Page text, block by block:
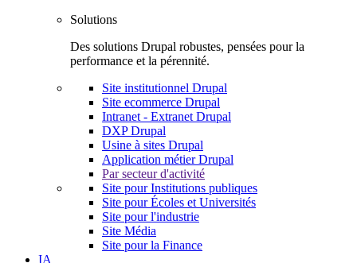
Solutions
Des solutions Drupal robustes, pensées pour la
performance et la pérennité.
Site institutionnel Drupal
Site ecommerce Drupal
Intranet - Extranet Drupal
DXP Drupal
Usine à sites Drupal
Application métier Drupal
Par secteur d'activité
Site pour Institutions publiques
Site pour Écoles et Universités
Site pour l'industrie
Site Média
Site pour la Finance
IA